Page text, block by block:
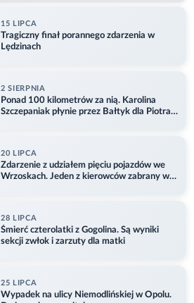
15 LIPCA
Tragiczny finał porannego zdarzenia w
Lędzinach
2 SIERPNIA
Ponad 100 kilometrów za nią. Karolina
Szczepaniak płynie przez Bałtyk dla Piotra.
20 LIPCA
Zdarzenie z udziałem pięciu pojazdów we
Wrzoskach. Jeden z kierowców zabrany w
28 LIPCA
Śmierć czterolatki z Gogolina. Są wyniki
sekcji zwłok i zarzuty dla matki
25 LIPCA
Wypadek na ulicy Niemodlińskiej w Opolu.